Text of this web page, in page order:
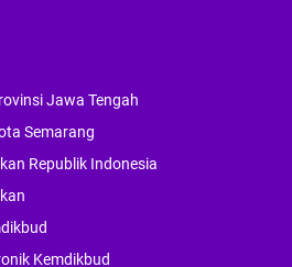
Jawa Tengah
Semarang
Republik Indonesia
Kemdikbud